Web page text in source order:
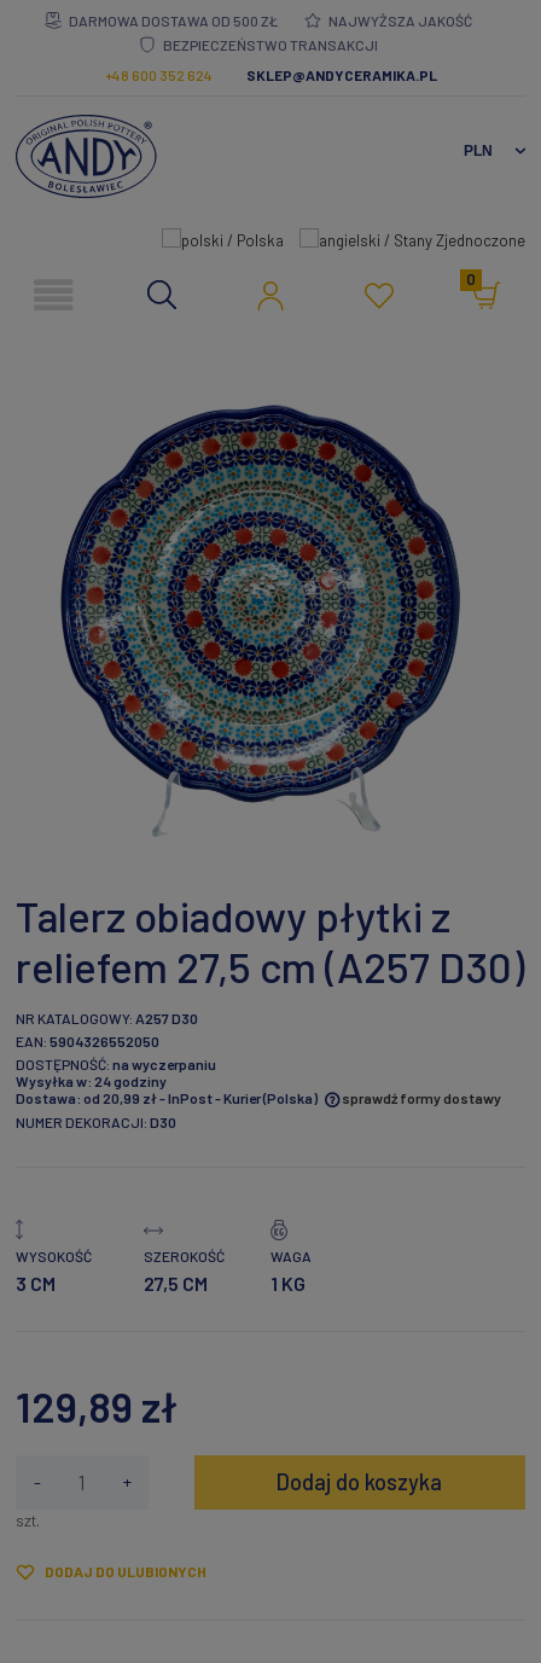
DARMOWA DOSTAWA OD 500 ZŁ
NAJWYŻSZA JAKOŚĆ
BEZPIECZEŃSTWO TRANSAKCJI
+48 600 352 624
SKLEP@ANDYCERAMIKA.PL
0
Talerz obiadowy płytki z
reliefem 27,5 cm (A257 D30)
NR KATALOGOWY: A257 D30
EAN: 5904326552050
DOSTĘPNOŚĆ: na wyczerpaniu
Wysyłka w: 24 godziny
Dostawa: od 20,99 zł- InPost - Kurier(Polska)
Cena nie zawiera ewentualnych kosztów płatności
sprawdź formy dostawy
NUMER DEKORACJI: D30
WYSOKOŚĆ
3 CM
SZEROKOŚĆ
27,5 CM
WAGA
1 KG
129,89 zł
- +
szt.
Dodaj do koszyka
DODAJ DO ULUBIONYCH